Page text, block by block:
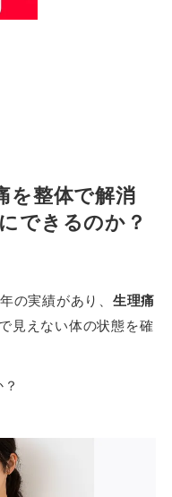
を整体で解消
できるのか？
の実績があり、 生理痛
見えない体の状態を確